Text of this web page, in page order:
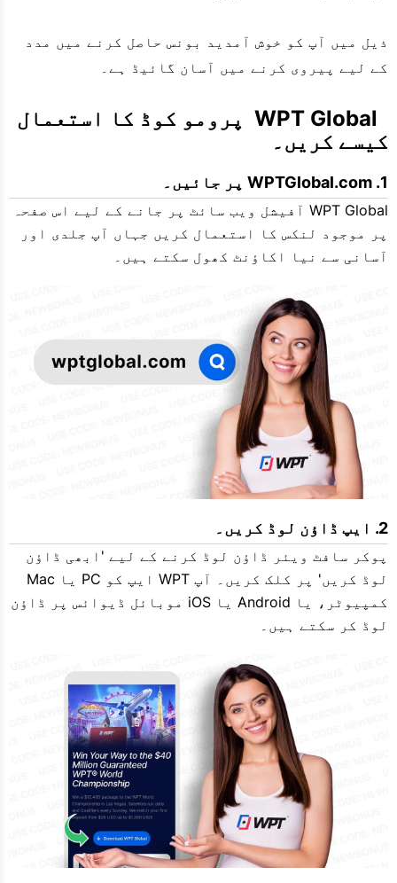
ذیل میں آپ کو خوش آمدید بونس حاصل کرنے میں مدد
کے لیے پیروی کرنے میں آسان گائیڈ ہے۔
کیسے کریں۔
WPTGlobal.com پر جائیں۔
WPT Global آفیشل ویب سائٹ پر جانے کے لیے اس صفحہ
پر موجود لنکس کا استعمال کریں جہاں آپ جلدی اور
آسانی سے نیا اکاؤنٹ کھول سکتے ہیں۔
ایپ ڈاؤن لوڈ کریں۔
پوکر سافٹ ویئر ڈاؤن لوڈ کرنے کے لیے 'ابھی ڈاؤن
لوڈ کریں' پر کلک کریں۔ آپ WPT ایپ کو PC یا Mac
کمپیوٹر، یا Android یا iOS موبائل ڈیوائس پر ڈاؤن
لوڈ کر سکتے ہیں۔